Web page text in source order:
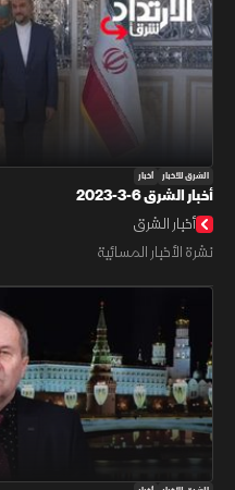
الشرق للأخبار أخبار
أخبار الشرق 6-3-2023
أخبار الشرق
نشرة الأخبار المسائية